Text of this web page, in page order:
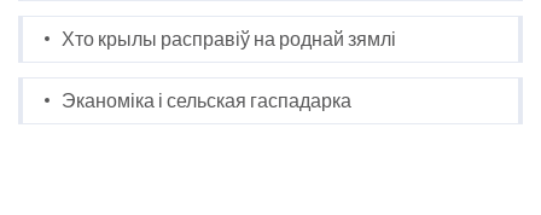
Хто крылы расправіў на роднай зямлі
Эканоміка і сельская гаспадарка